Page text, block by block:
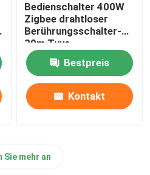
Bedienschalter 400W
Zigbee drahtloser
Berührungsschalter-
30m Tuya
Bestpreis
Kontakt
Sie mehr an